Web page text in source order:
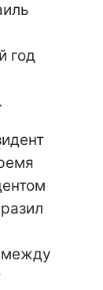
год
между